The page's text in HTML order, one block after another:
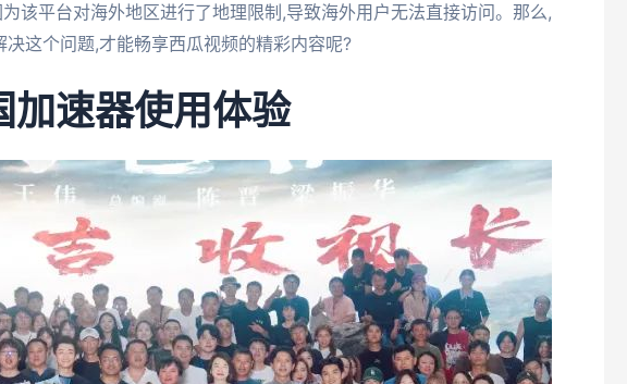
该平台对海外地区进行了地理限制,导致海外用户无法直接访问。那么,
这个问题,才能畅享西瓜视频的精彩内容呢?
加速器使用体验